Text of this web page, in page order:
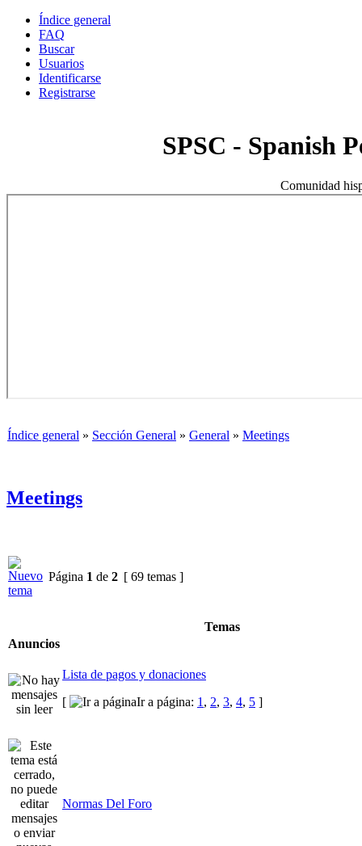
Índice general
FAQ
Buscar
Usuarios
Identificarse
Registrarse
SPSC - Spanish
Comunidad
Índice general » Sección General » General » Meetings
Meetings
Página 1 de 2 [ 69 temas ]
Temas
Anuncios
Lista de pagos y donaciones
[
Ir a página: 1 , 2, 3, 4, 5 ]
Normas Del Foro